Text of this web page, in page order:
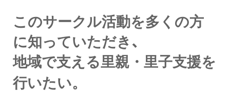
このサークル活動を多くの方
に知っていただき、
地域で支える里親・里子支援を
行いたい。